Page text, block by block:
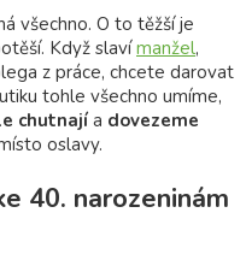
všechno. O to těžší je
Když slavímanžel,
z práce, chcete darovat
tohle všechno umíme,
chutnají a dovezeme
oslavy.
40. narozeninám